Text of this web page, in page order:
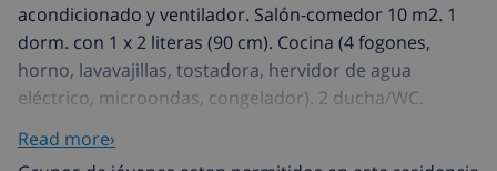
acondicionado y ventilador. Salón-comedor 10 m2. 1
dorm. con 1 x 2 literas (90 cm). Cocina (4 fogones,
horno, lavavajillas, tostadora, hervidor de agua
eléctrico, microondas, congelador). 2 ducha/WC.
Terraza 14 m2, terraza-jardín 40 m2. Muebles de
Read more›